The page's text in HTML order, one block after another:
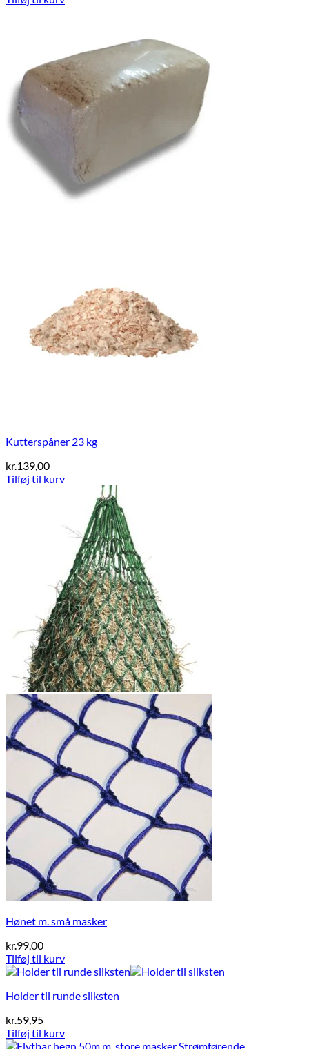
Kutterspåner 23 kg
kr.139,00
Tilføj til kurv
Hønet m. små masker
kr.99,00
Tilføj til kurv
Holder til runde sliksten
kr.59,95
Tilføj til kurv